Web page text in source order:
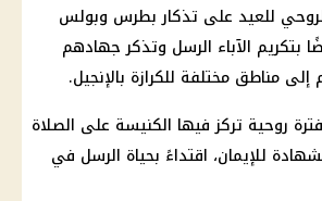
للعيد على تذكار بطرس وبولس
بتكريم الآباء الرسل وتذكر جهادهم
مناطق مختلفة للكرازة بالإنجيل.
روحية تركز فيها الكنيسة على الصلاة
للإيمان، اقتداءً بحياة الرسل في